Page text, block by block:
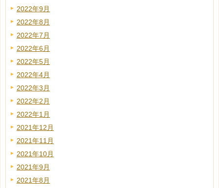
2022年9月
2022年8月
2022年7月
2022年6月
2022年5月
2022年4月
2022年3月
2022年2月
2022年1月
2021年12月
2021年11月
2021年10月
2021年9月
2021年8月